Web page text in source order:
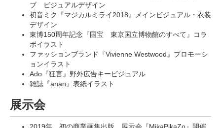
ブ ビジュアルデザイン
初音ミク『マジカルミライ2018』メインビジュアル・衣装
デザイン
東博150周年記念『国宝 東京国立博物館のすべて』コラ
ボイラスト
ファッションブランド『Vivienne Westwood』プロモーシ
ョンイラスト
Ado『狂言』野外広告キービジュアル
雑誌『anan』表紙イラスト
展示会